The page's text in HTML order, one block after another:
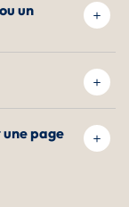
un
une page